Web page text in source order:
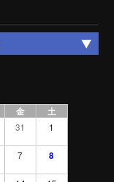
金 土
31 1
7 8